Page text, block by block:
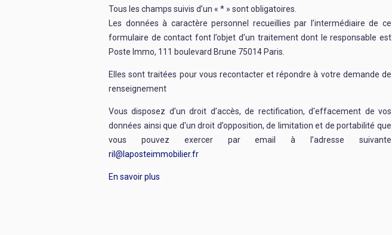
Tous les champs suivis d’un « * » sont obligatoires.
Les données à caractère personnel recueillies par l’intermédiaire de ce
formulaire de contact font l’objet d’un traitement dont le responsable est
Poste Immo, 111 boulevard Brune 75014 Paris.
Elles sont traitées pour vous recontacter et répondre à votre demande de
renseignement
Vous disposez d’un droit d’accès, de rectification, d'effacement de vos
données ainsi que d'un droit d’opposition, de limitation et de portabilité que
vous pouvez exercer par email à l’adresse suivante
ril@laposteimmobilier.fr
En savoir plus